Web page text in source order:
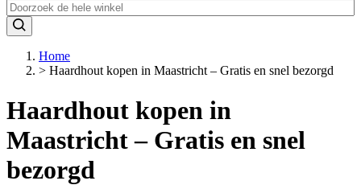
Home
> Haardhout kopen in Maastricht – Gratis en snel bezorgd
Haardhout kopen in
Maastricht – Gratis en snel
bezorgd